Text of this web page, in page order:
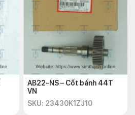
AB22-NS – Cốt bánh 44T
VN
SKU: 23430K1ZJ10